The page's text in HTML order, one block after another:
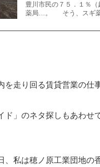
豊川市民の７５．１
薬局…。 そう、スギ薬
を走り回る賃貸営業の仕
ド」のネタ探しもあわ
、私は穂ノ原工業団地